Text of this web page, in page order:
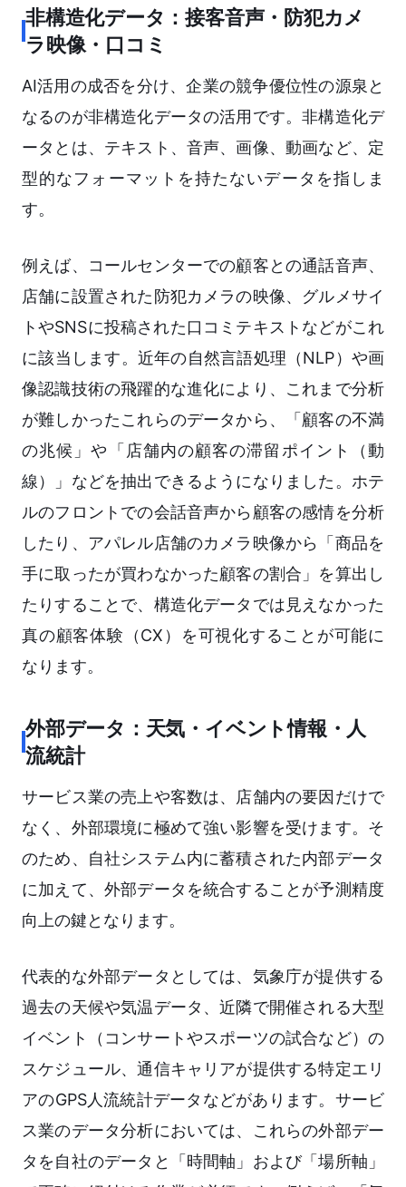
非構造化データ：接客音声・防犯カメ
ラ映像・口コミ
AI活用の成否を分け、企業の競争優位性の源泉と
なるのが非構造化データの活用です。非構造化デ
ータとは、テキスト、音声、画像、動画など、定
型的なフォーマットを持たないデータを指しま
す。
例えば、コールセンターでの顧客との通話音声、
店舗に設置された防犯カメラの映像、グルメサイ
トやSNSに投稿された口コミテキストなどがこれ
に該当します。近年の自然言語処理（NLP）や画
像認識技術の飛躍的な進化により、これまで分析
が難しかったこれらのデータから、「顧客の不満
の兆候」や「店舗内の顧客の滞留ポイント（動
線）」などを抽出できるようになりました。ホテ
ルのフロントでの会話音声から顧客の感情を分析
したり、アパレル店舗のカメラ映像から「商品を
手に取ったが買わなかった顧客の割合」を算出し
たりすることで、構造化データでは見えなかった
真の顧客体験（CX）を可視化することが可能に
なります。
外部データ：天気・イベント情報・人
流統計
サービス業の売上や客数は、店舗内の要因だけで
なく、外部環境に極めて強い影響を受けます。そ
のため、自社システム内に蓄積された内部データ
に加えて、外部データを統合することが予測精度
向上の鍵となります。
代表的な外部データとしては、気象庁が提供する
過去の天候や気温データ、近隣で開催される大型
イベント（コンサートやスポーツの試合など）の
スケジュール、通信キャリアが提供する特定エリ
アのGPS人流統計データなどがあります。サービ
ス業のデータ分析においては、これらの外部デー
タを自社のデータと「時間軸」および「場所軸」